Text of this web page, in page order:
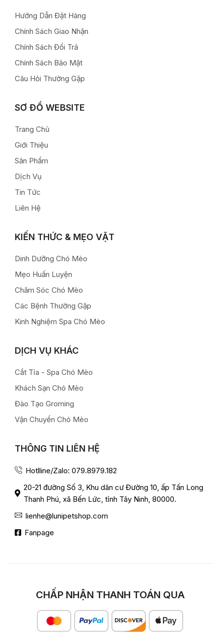
Hướng Dẫn Đặt Hàng
Chính Sách Giao Nhận
Chính Sách Đổi Trả
Chính Sách Bảo Mật
Câu Hỏi Thường Gặp
SƠ ĐỒ WEBSITE
Trang Chủ
Giới Thiệu
Sản Phẩm
Dịch Vụ
Tin Tức
Liên Hệ
KIẾN THỨC & MẸO VẶT
Dinh Dưỡng Chó Mèo
Mẹo Huấn Luyện
Chăm Sóc Chó Mèo
Các Bệnh Thường Gặp
Kinh Nghiệm Spa Chó Mèo
DỊCH VỤ KHÁC
Cắt Tỉa - Spa Chó Mèo
Khách Sạn Chó Mèo
Đào Tạo Groming
Vận Chuyển Chó Mèo
THÔNG TIN LIÊN HỆ
Hotlline/Zalo: 079.8979.182
20-21 đường Số 3, Khu dân cư Đường 10, ấp Tấn Long
Thanh Phú, xã Bến Lức, tỉnh Tây Ninh, 80000.
lienhe@lunipetshop.com
Fanpage
CHẤP NHẬN THANH TOÁN QUA